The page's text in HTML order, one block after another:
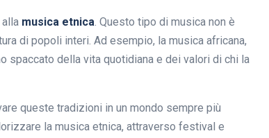
alla musica etnica. Questo tipo di musica non è
di popoli interi. Ad esempio, la musica africana,
spaccato della vita quotidiana e dei valori di chi la
queste tradizioni in un mondo sempre più
la musica etnica, attraverso festival e